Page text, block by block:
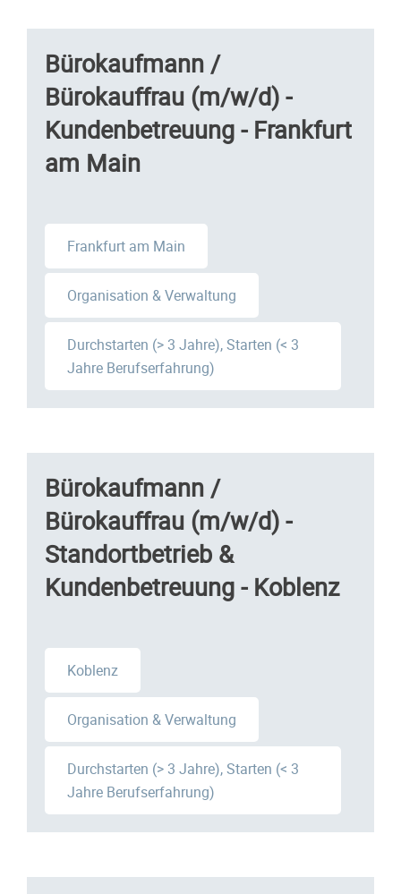
Bürokaufmann /
Bürokauffrau (m/w/d) -
Kundenbetreuung - Frankfurt
am Main
Frankfurt am Main
Organisation & Verwaltung
Durchstarten (> 3 Jahre), Starten (< 3
Jahre Berufserfahrung)
Bürokaufmann /
Bürokauffrau (m/w/d) -
Standortbetrieb &
Kundenbetreuung - Koblenz
Koblenz
Organisation & Verwaltung
Durchstarten (> 3 Jahre), Starten (< 3
Jahre Berufserfahrung)